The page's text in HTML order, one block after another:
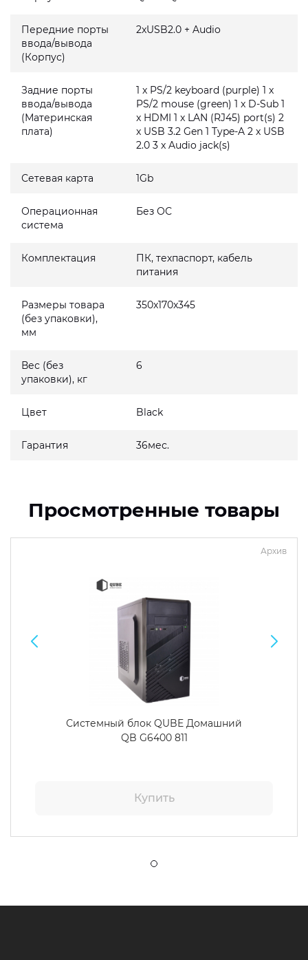
Передние порты
ввода/вывода
(Корпус)
2xUSB2.0 + Audio
Задние порты
ввода/вывода
(Материнская
плата)
1 x PS/2 keyboard (purple) 1 x
PS/2 mouse (green) 1 x D-Sub 1
x HDMI 1 x LAN (RJ45) port(s) 2
x USB 3.2 Gen 1 Type-A 2 x USB
2.0 3 x Audio jack(s)
Сетевая карта 1Gb
Операционная
система
Без ОС
Комплектация
ПК, техпаспорт, кабель
питания
Размеры товара
(без упаковки),
мм
350x170x345
Вес (без
упаковки), кг
6
Цвет Black
Гарантия 36мес.
Просмотренные товары
Архив
Системный блок QUBE Домашний
QB G6400 811
Купить